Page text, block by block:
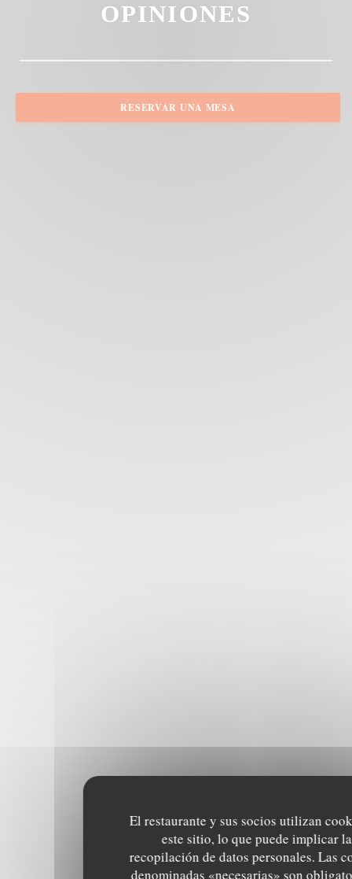
El restaurante y sus socios utilizan
este sitio, lo que puede implicar la
recopilación de datos personales. Las
denominadas «necesarias» son
OPINIONES
RESERVAR UNA MESA